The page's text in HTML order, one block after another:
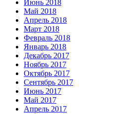
Июнь 2018
Май 2018
Апрель 2018
Март 2018
Февраль 2018
Январь 2018
Декабрь 2017
Ноябрь 2017
Октябрь 2017
Сентябрь 2017
Июнь 2017
Май 2017
Апрель 2017